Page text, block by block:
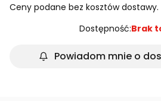
Ceny podane bez kosztów dostawy.
Dostępność:Brak
Powiadom mnie o